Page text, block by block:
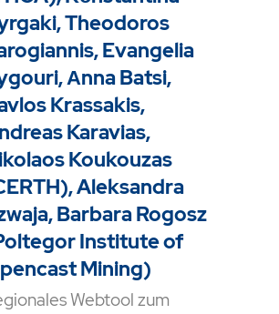
Theodoros
Evangelia
Αnna Batsi,
Krassakis,
Karavias,
Koukouzas
Aleksandra
Barbara Rogosz
Institute of
Mining)
Webtool zum